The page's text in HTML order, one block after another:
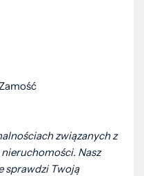
związanych z
Nasz
sprawdzi Twoją